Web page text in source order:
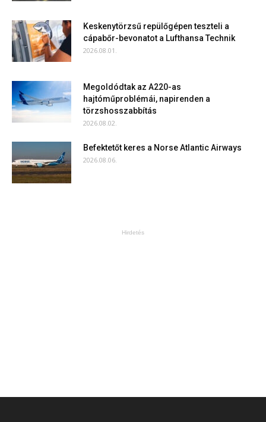
Keskenytörzsű repülőgépen teszteli a
cápabőr-bevonatot a Lufthansa Technik
2026.08.01.
Megoldódtak az A220-as
hajtóműproblémái, napirenden a
törzshosszabbítás
2026.08.02.
Befektetőt keres a Norse Atlantic Airways
2026.08.06.
Hirdetés